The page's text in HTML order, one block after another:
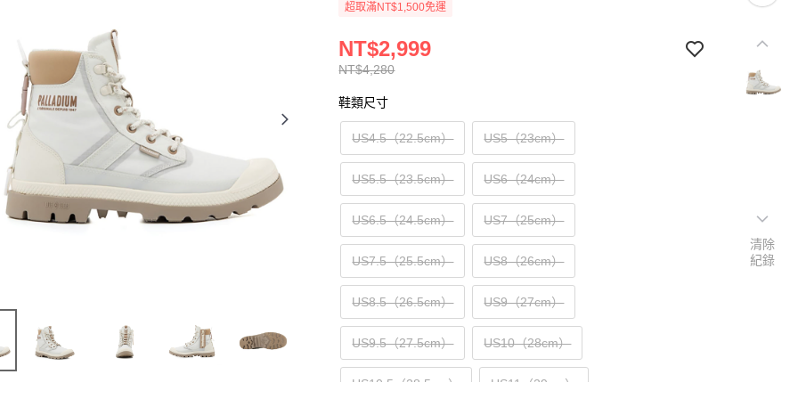
超取滿NT$1,500免運
NT$4,280
NT$2,999
鞋類尺寸
US4.5（22.5cm） US5（23cm）
US5.5（23.5cm） US6（24cm）
US6.5（24.5cm） US7（25cm）
US7.5（25.5cm） US8（26cm）
US8.5（26.5cm） US9（27cm）
US9.5（27.5cm） US10（28cm）
US10.5（28.5cm） US11（29cm）
清除
紀錄